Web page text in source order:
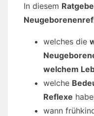
In diesem
welches die
welchem
welche
Reflexe
wann